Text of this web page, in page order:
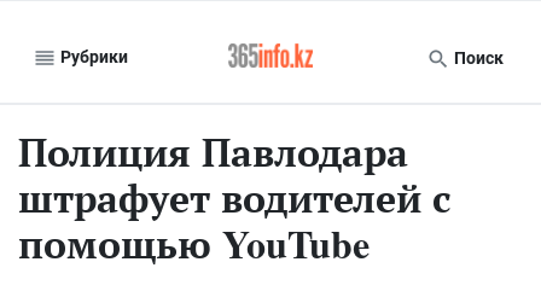
Рубрики Поиск
Полиция Павлодара
штрафует водителей с
помощью YouTube